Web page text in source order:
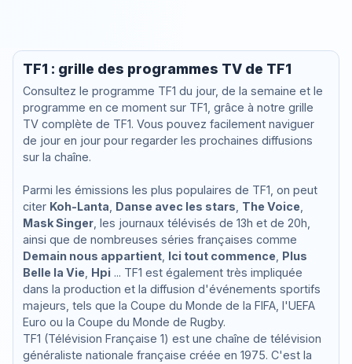
TF1 : grille des programmes TV de TF1
Consultez le programme TF1 du jour, de la semaine et le
programme en ce moment sur TF1, grâce à notre grille
TV complète de TF1. Vous pouvez facilement naviguer
de jour en jour pour regarder les prochaines diffusions
sur la chaîne.
Parmi les émissions les plus populaires de TF1, on peut
citer Koh-Lanta Danse avec les stars The Voice
Mask Singer, les journaux télévisés de 13h et de 20h,
ainsi que de nombreuses séries françaises comme
Demain nous appartient, Ici tout commence Plus
Belle la Vie Hpi... TF1 est également très impliquée
dans la production et la diffusion d'événements sportifs
majeurs, tels que la Coupe du Monde de la FIFA, l'UEFA
Euro ou la Coupe du Monde de Rugby.
TF1 (Télévision Française 1) est une chaîne de télévision
généraliste nationale française créée en 1975. C'est la